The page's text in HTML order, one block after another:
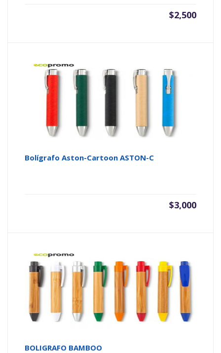
$2,500
Bolígrafo Aston-Cartoon ASTON-C
$3,000
BOLIGRAFO BAMBOO